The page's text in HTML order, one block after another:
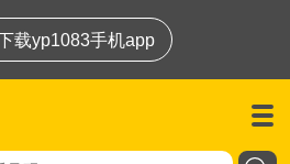
载yp1083手机app